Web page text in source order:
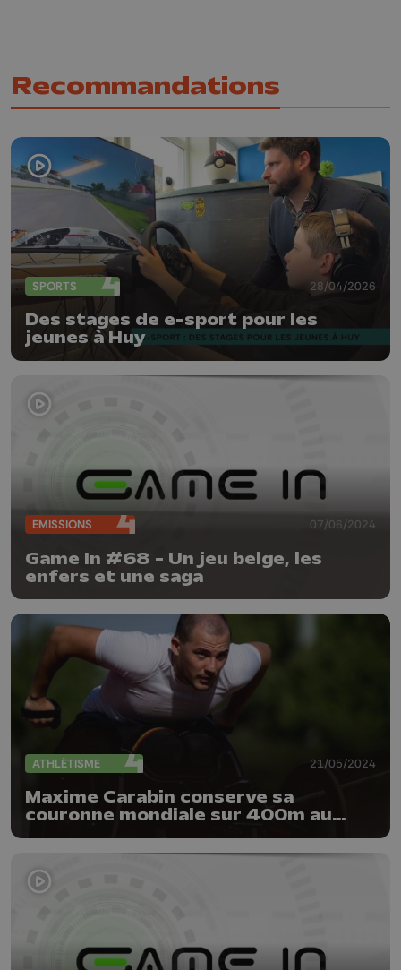
Recommandations
SPORTS 28/04/2026
Des stages de e-sport pour les
jeunes à Huy
ÉMISSIONS 07/06/2024
Game In #68 - Un jeu belge, les
enfers et une saga
ATHLÉTISME 21/05/2024
Maxime Carabin conserve sa
couronne mondiale sur 400m au